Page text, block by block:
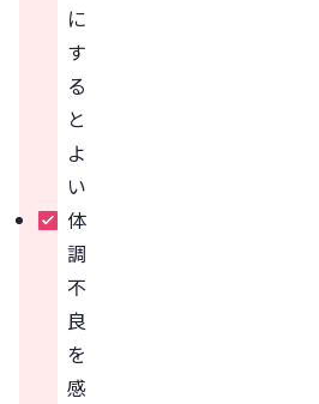
に
す
る
と
よ
い
体
調
不
良
を
感